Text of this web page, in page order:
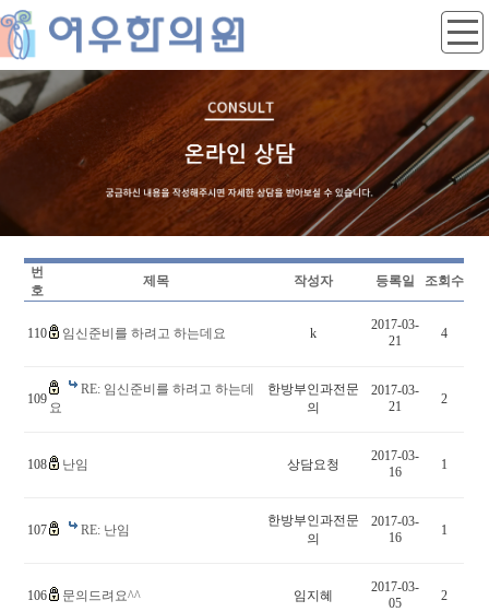
번
호
제목 작성자 등록일 조회수
110 임신준비를 하려고 하는데요 k
2017-03-
21
4
109
RE: 임신준비를 하려고 하는데
요
한방부인과전문
의
2017-03-
21
2
108 난임 상담요청
2017-03-
16
1
107 RE: 난임
한방부인과전문
의
2017-03-
16
1
106 문의드려요^^ 임지혜
2017-03-
05
2